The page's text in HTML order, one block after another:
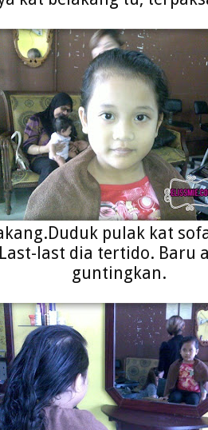
pulak kat
last dia tertido. Baru
guntingkan.